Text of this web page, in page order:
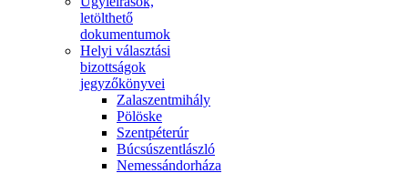
letölthető
dokumentumok
Helyi választási
bizottságok
jegyzőkönyvei
Zalaszentmihály
Pölöske
Szentpéterúr
Búcsúszentlászló
Nemessándorháza